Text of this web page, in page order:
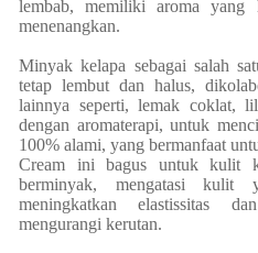
lembab, memiliki aroma yang
menenangkan.
Minyak kelapa sebagai salah
tetap lembut dan halus,
lainnya seperti, lemak coklat,
dengan aromaterapi, untuk
100% alami, yang bermanfaat
Cream ini bagus untuk kulit
berminyak, mengatasi kulit
meningkatkan elastissitas
mengurangi kerutan.